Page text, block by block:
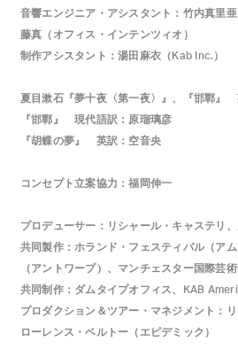
音響エンジニア・アシスタント：竹内真里亜
藤真（オフィス・インテンツィオ）
制作アシスタント：湯田麻衣（ Kab Inc. ）
夏目漱石『夢十夜〈第一夜〉』、『邯鄲』
『邯鄲』 現代語訳：原瑠璃彦
『胡蝶の夢』 英訳：空音央
コンセプト立案協力：福岡伸一
プロデューサー：リシャール・キャステリ
共同製作：ホランド・フェスティバル（ア
（アントワープ）、マンチェスター国際芸
共同制作：ダムタイプオフィス、
KAB
プロダクション＆ツアー・マネジメント：
ローレンス・ベルトー（エピデミック）